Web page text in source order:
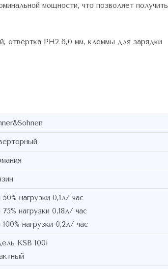
мощности, что позволяет получить
отвертка РН2 6,0 мм, клеммы для зарядки
50% нагрузки 0,1л/ час
75% нагрузки 0,18л/ час
100% нагрузки 0,2л/ час
KSB 100i